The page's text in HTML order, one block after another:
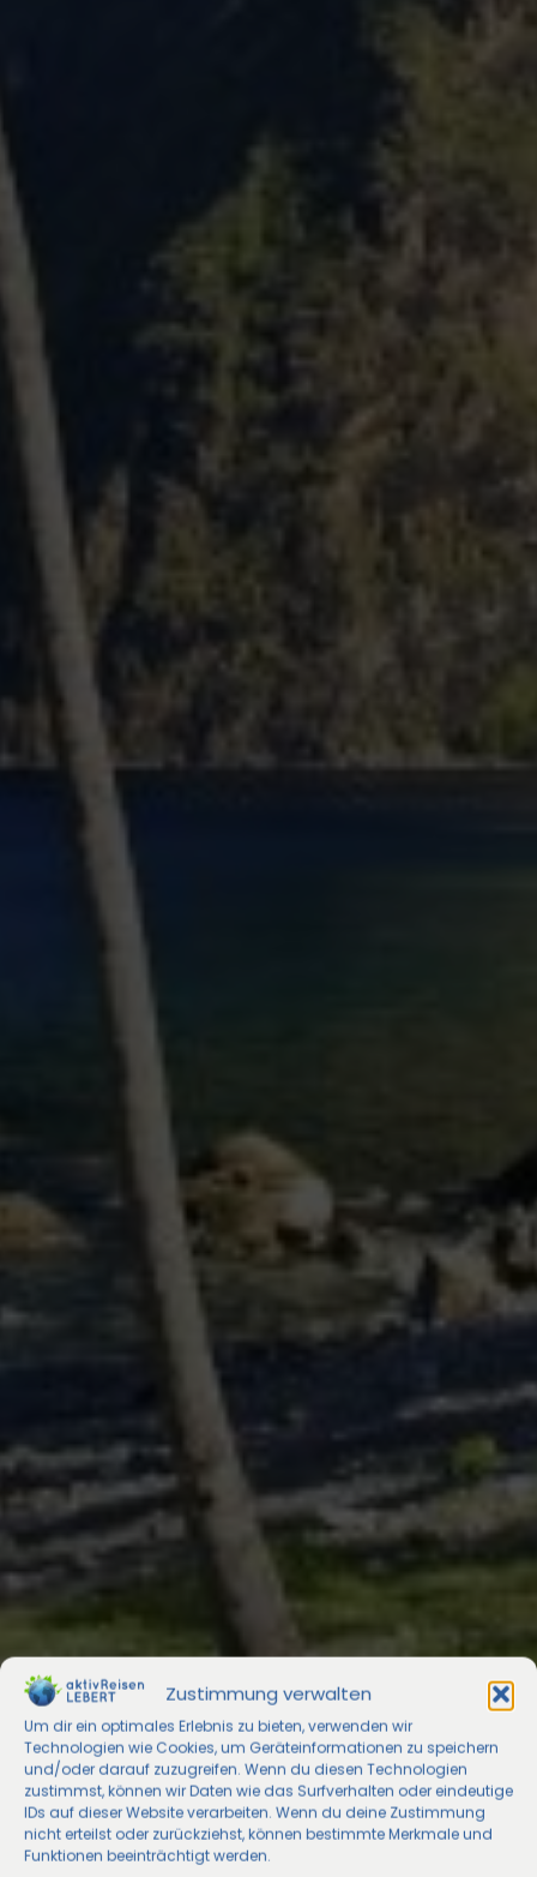
Zustimmung verwalten
Um dir ein optimales Erlebnis zu bieten, verwenden wir
Technologien wie Cookies, um Geräteinformationen zu speichern
und/oder darauf zuzugreifen. Wenn du diesen Technologien
zustimmst, können wir Daten wie das Surfverhalten oder eindeutige
IDs auf dieser Website verarbeiten. Wenn du deine Zustimmung
nicht erteilst oder zurückziehst, können bestimmte Merkmale und
Funktionen beeinträchtigt werden.